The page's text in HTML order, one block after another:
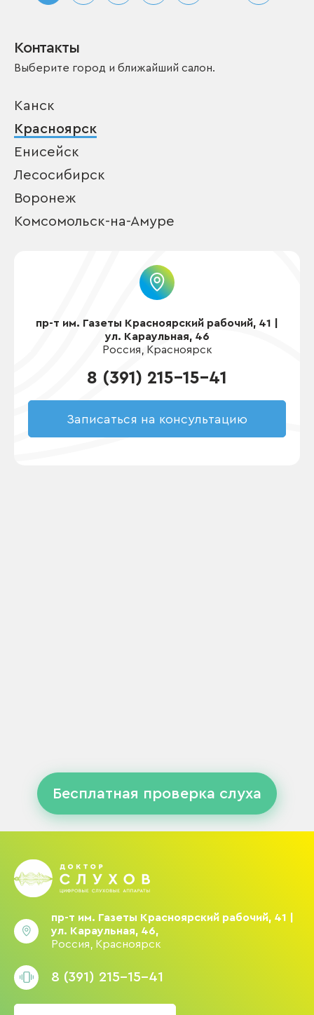
Контакты
Выберите город и ближайший салон.
Канск
Красноярск
Енисейск
Лесосибирск
Воронеж
Комсомольск-на-Амуре
пр-т им. Газеты Красноярский рабочий, 41 |
ул. Караульная, 46
Россия, Красноярск
8 (391) 215-15-41
Записаться на консультацию
Бесплатная проверка слуха
пр-т им. Газеты Красноярский рабочий, 41 |
ул. Караульная, 46,
Россия, Красноярск
8 (391) 215-15-41